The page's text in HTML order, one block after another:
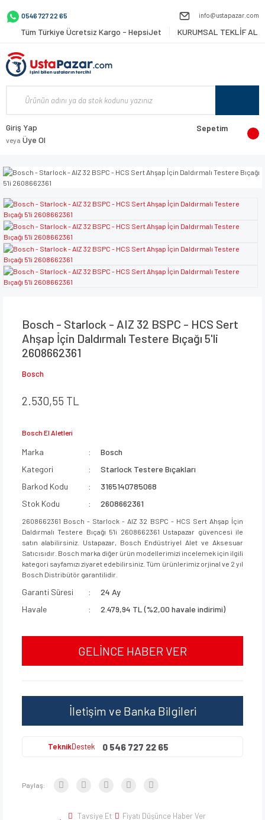
0546 727 22 65 info@ustapazar.com
Tüm Türkiye Ücretsiz Kargo - HepsiJet KURUMSAL TEKLİF AL
Giriş Yap
veya Üye Ol
Sepetim
Bosch - Starlock - AIZ 32 BSPC - HCS Sert
Ahşap İçin Daldırmalı Testere Bıçağı 5'li
2608662361
Bosch
2.530,55 TL
Bosch El Aletleri
Marka
Bosch
Kategori
Starlock Testere Bıçakları
Barkod Kodu
3165140785068
Stok Kodu
2608662361
2608662361 Bosch - Starlock - AIZ 32 BSPC - HCS Sert Ahşap İçin
Daldırmalı Testere Bıçağı 5'li 2608662361 Ustapazar güvencesi ile
satın alabilirsiniz. Ustapazar, Bosch Endüstriyel Alet ve Aksesuar
Satıcısıdır. Bosch marka diğer ürün modellerimizi incelemek için ilgili
kategori sayfamızı ziyaret edebilirsiniz. Tüm ürünlerimiz orjinal ve 2 yıl
Bosch Distribütör garantilidir.
Garanti Süresi
24 Ay
Havale
2.479,94 TL (%2,00 havale indirimi)
GELİNCE HABER VER
İletişim ve Banka Bilgileri
TeknikDestek 0 546 727 22 65
Paylaş:
Tavsiye Et Fiyatı Düşünce Haber Ver